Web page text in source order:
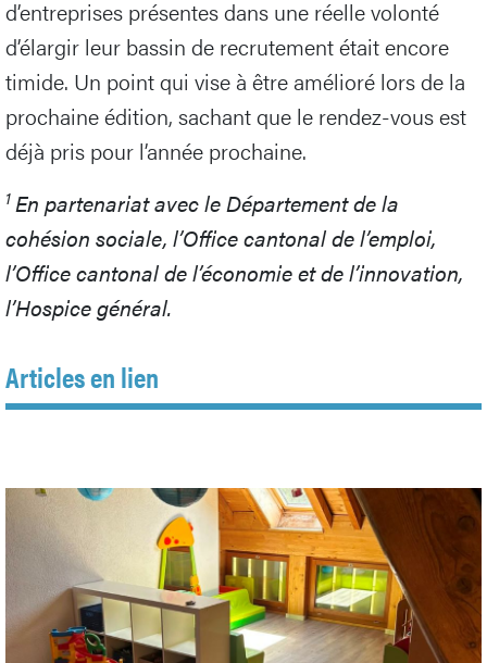
d’entreprises présentes dans une réelle volonté
d’élargir leur bassin de recrutement était encore
timide. Un point qui vise à être amélioré lors de la
prochaine édition, sachant que le rendez-vous est
déjà pris pour l’année prochaine.
1En partenariat avec le Département de la
cohésion sociale, l’Office cantonal de l’emploi,
l’Office cantonal de l’économie et de l’innovation,
l’Hospice général.
Articles en lien